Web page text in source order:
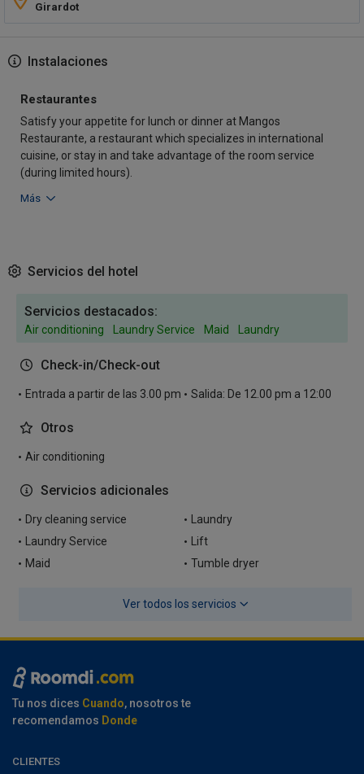
Girardot
Instalaciones
Restaurantes
Satisfy your appetite for lunch or dinner at Mangos
Restaurante, a restaurant which specializes in international
cuisine, or stay in and take advantage of the room service
(during limited hours).
Más
Servicios del hotel
Servicios destacados:
Air conditioning Laundry Service Maid Laundry
Check-in/Check-out
Entrada a partir de las 3.00 pm Salida: De 12.00 pm a 12:00
Otros
Air conditioning
Servicios adicionales
Dry cleaning service
Laundry
Laundry Service
Lift
Maid
Tumble dryer
Ver todos los servicios
Tu nos dices Cuando, nosotros te
recomendamos Donde
CLIENTES